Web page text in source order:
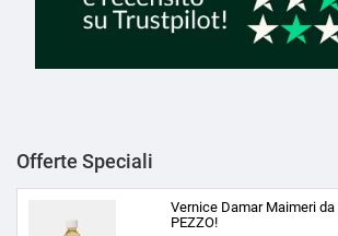
Offerte Speciali
Vernice Damar Maimeri da
PEZZO!